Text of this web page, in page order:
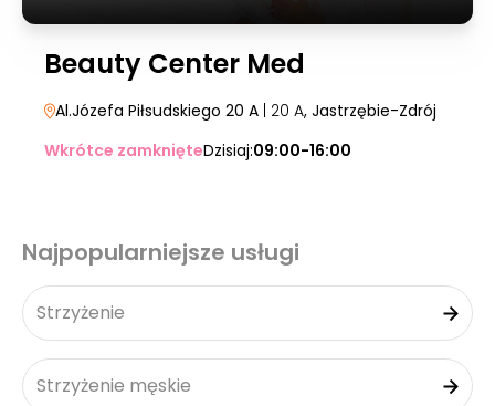
Beauty Center Med
Al.Józefa Piłsudskiego 20 A | 20 A, Jastrzębie-Zdrój
Wkrótce zamknięteDzisiaj:09:00-16:00
Najpopularniejsze usługi
Strzyżenie
Strzyżenie męskie